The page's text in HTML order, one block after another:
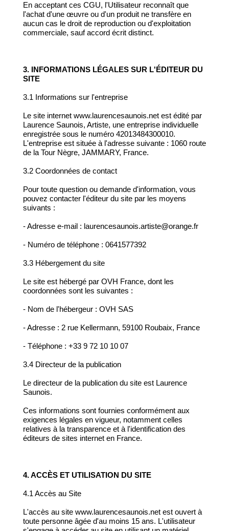
En acceptant ces CGU, l'Utilisateur reconnaît que
l'achat d'une œuvre ou d'un produit ne transfère en
aucun cas le droit de reproduction ou d'exploitation
commerciale, sauf accord écrit distinct.
3. INFORMATIONS LÉGALES SUR L'ÉDITEUR DU
SITE
3.1 Informations sur l'entreprise
Le site internet www.laurencesaunois.net est édité par
Laurence Saunois, Artiste, une entreprise individuelle
enregistrée sous le numéro 42013484300010.
L'entreprise est située à l'adresse suivante : 1060 route
de la Tour Nègre, JAMMARY, France.
3.2 Coordonnées de contact
Pour toute question ou demande d'information, vous
pouvez contacter l'éditeur du site par les moyens
suivants :
- Adresse e-mail : laurencesaunois.artiste@orange.fr
- Numéro de téléphone : 0641577392
3.3 Hébergement du site
Le site est hébergé par OVH France, dont les
coordonnées sont les suivantes :
- Nom de l'hébergeur : OVH SAS
- Adresse : 2 rue Kellermann, 59100 Roubaix, France
- Téléphone : +33 9 72 10 10 07
3.4 Directeur de la publication
Le directeur de la publication du site est Laurence
Saunois.
Ces informations sont fournies conformément aux
exigences légales en vigueur, notamment celles
relatives à la transparence et à l'identification des
éditeurs de sites internet en France.
4. ACCÈS ET UTILISATION DU SITE
4.1 Accès au Site
L'accès au site www.laurencesaunois.net est ouvert à
toute personne âgée d'au moins 15 ans. L'utilisateur